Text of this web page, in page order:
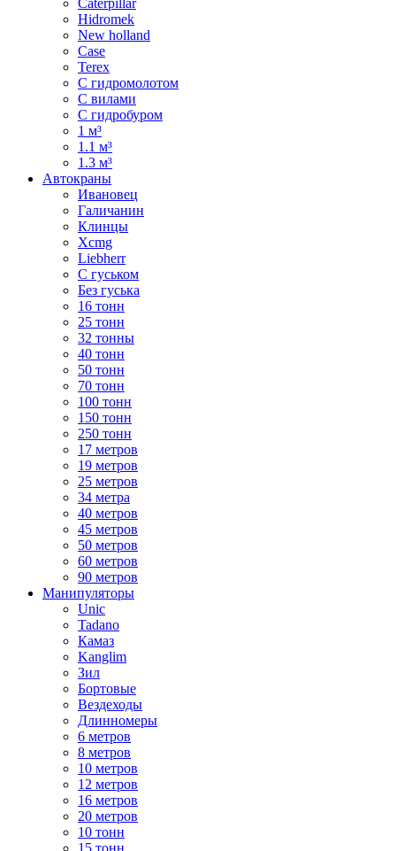
Caterpillar
Hidromek
New holland
Case
Terex
С гидромолотом
С вилами
С гидробуром
1 м³
1.1 м³
1.3 м³
Автокраны
Ивановец
Галичанин
Клинцы
Xcmg
Liebherr
С гуськом
Без гуська
16 тонн
25 тонн
32 тонны
40 тонн
50 тонн
70 тонн
100 тонн
150 тонн
250 тонн
17 метров
19 метров
25 метров
34 метра
40 метров
45 метров
50 метров
60 метров
90 метров
Манипуляторы
Unic
Tadano
Камаз
Kanglim
Зил
Бортовые
Вездеходы
Длинномеры
6 метров
8 метров
10 метров
12 метров
16 метров
20 метров
10 тонн
15 тонн